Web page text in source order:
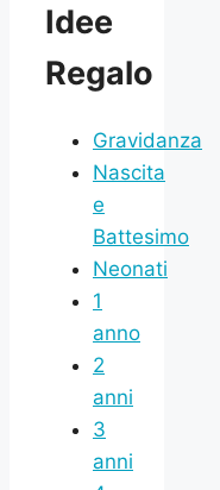
Idee
Regalo
Gravidanza
Nascita
e
Battesimo
Neonati
1
anno
2
anni
3
anni